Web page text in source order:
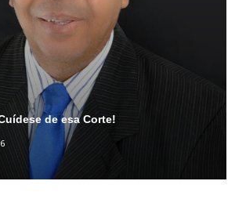
de esa Corte!